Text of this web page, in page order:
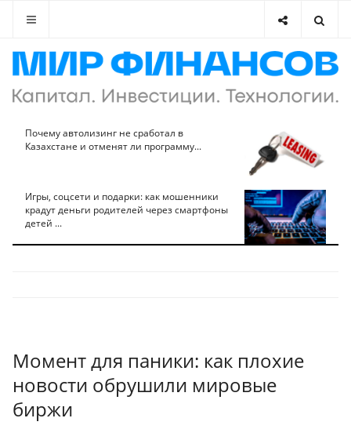
Почему автолизинг не сработал в
Казахстане и отменят ли программу...
Игры, соцсети и подарки: как мошенники
крадут деньги родителей через смартфоны
детей ...
Момент для паники: как плохие
новости обрушили мировые
биржи